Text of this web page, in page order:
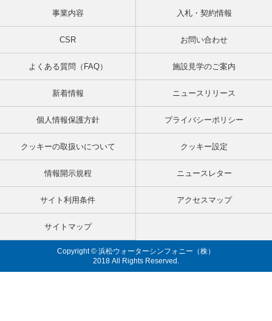
事業内容 入札・契約情報
CSR お問い合わせ
よくある質問（FAQ） 施設見学のご案内
新着情報 ニュースリリース
個人情報保護方針 プライバシーポリシー
クッキーの取扱いについて クッキー設定
情報開示規程 ニュースレター
サイト利用条件 アクセスマップ
サイトマップ
Copyright © 浜松ウォーターシンフォニー（株）
2018 All Rights Reserved.